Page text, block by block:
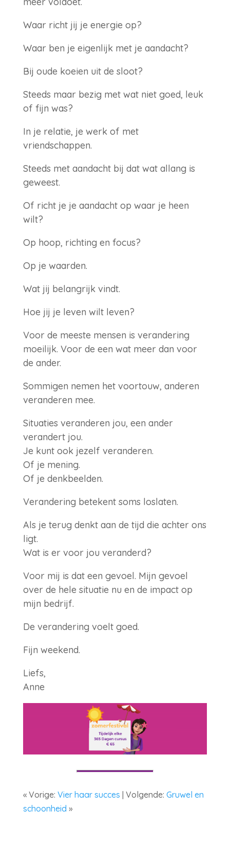
Waar richt jij je energie op?
Waar ben je eigenlijk met je aandacht?
Bij oude koeien uit de sloot?
Steeds maar bezig met wat niet goed, leuk
of fijn was?
In je relatie, je werk of met
vriendschappen.
Steeds met aandacht bij dat wat allang is
geweest.
Of richt je je aandacht op waar je heen
wilt?
Op hoop, richting en focus?
Op je waarden.
Wat jij belangrijk vindt.
Hoe jij je leven wilt leven?
Voor de meeste mensen is verandering
moeilijk. Voor de een wat meer dan voor
de ander.
Sommigen nemen het voortouw, anderen
veranderen mee.
Situaties veranderen jou, een ander
verandert jou.
Je kunt ook jezelf veranderen.
Of je mening.
Of je denkbeelden.
Verandering betekent soms loslaten.
Als je terug denkt aan de tijd die achter ons
ligt.
Wat is er voor jou veranderd?
Voor mij is dat een gevoel. Mijn gevoel
over de hele situatie nu en de impact op
mijn bedrijf.
De verandering voelt goed.
Fijn weekend.
Liefs,
Anne
« Vorige: Vier haar succes | Volgende: Gruwel en
schoonheid »